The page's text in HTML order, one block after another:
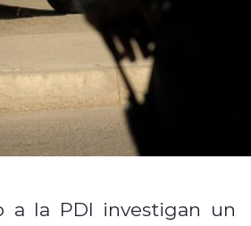
a la PDI investigan un